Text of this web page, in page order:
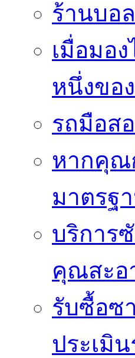
ร้านบอ
เมื่อมอ
หนึ่งขอ
รถมือส
หากคุณ
มาตรฐ
บริการ
คุณสะอ
รับซื้อซ
ประเมิ